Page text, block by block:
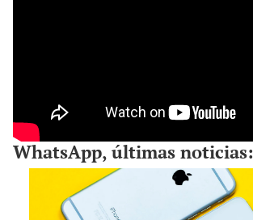
WhatsApp, últimas noticias: